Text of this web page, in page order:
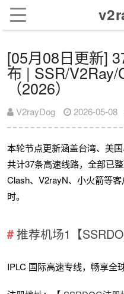
[05月08日更新]
布 | SSR/
（2026）
V2rayDog 2026-05-08
本轮节点更新涵盖台湾、美
共计37条高速线路，全部已
Clash、V2rayN、小火箭等
时。
推荐机场1【
IPLC 国际高速专线，畅享全